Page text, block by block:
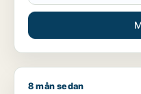
Niklas söker lager,
8 mån sedan